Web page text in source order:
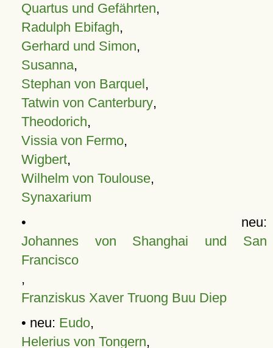
Quartus und Gefährten,
Radulph Ebifagh,
Gerhard und Simon,
Susanna,
Stephan von Barquel,
Tatwin von Canterbury,
Theodorich,
Vissia von Fermo,
Wigbert,
Wilhelm von Toulouse,
Synaxarium
• neu:
Johannes von Shanghai und San
Francisco
,
Franziskus Xaver Truong Buu Diep
• neu: Eudo,
Helerius von Tongern,